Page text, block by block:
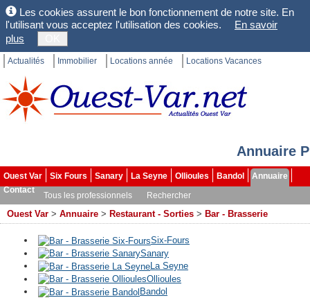
Les cookies assurent le bon fonctionnement de notre site. En
l'utilisant vous acceptez l'utilisation des cookies.
En savoir
plus
Actualités Immobilier Locations année Locations Vacances
Annuaire
Ouest Var Six Fours Sanary La Seyne Ollioules Bandol
Annuaire
Contact
Tous les professionnels Rechercher
Ouest Var > Annuaire > Restaurant - Sorties > Bar - Brasserie
Six-Fours
Sanary
La Seyne
Ollioules
Bandol